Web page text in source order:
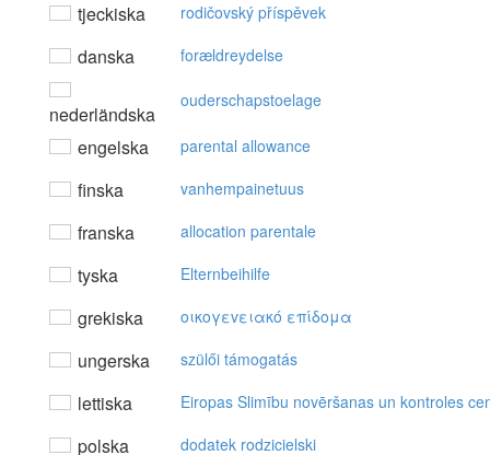
tjeckiska rodičovský příspěvek
danska forældreydelse
nederländska
ouderschapstoelage
engelska parental allowance
finska vanhempainetuus
franska allocation parentale
tyska Elternbeihilfe
grekiska oικoγεvειακό επίδoμα
ungerska szülői támogatás
lettiska Eiropas Slimību novēršanas un kontroles
polska dodatek rodzicielski